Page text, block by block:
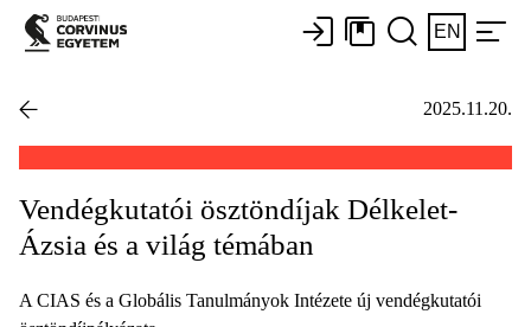
EN
2025.11.20.
Vendégkutatói ösztöndíjak Délkelet-
Ázsia és a világ témában
A CIAS és a Globális Tanulmányok Intézete új vendégkutatói